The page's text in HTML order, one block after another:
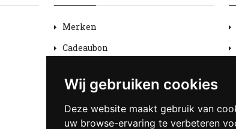
Wij gebruiken cookies
Deze website maakt gebruik van
uw browse-ervaring te verbeteren
Merken
Cadeaubon
Sitemap